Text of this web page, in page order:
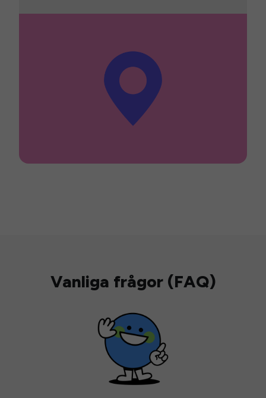
Vanliga frågor (FAQ)